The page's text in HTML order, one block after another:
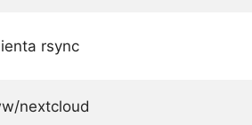
rsync
nextcloud